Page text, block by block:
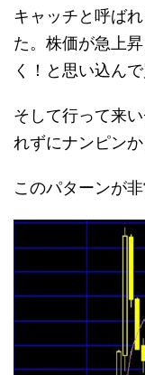
キャッチと呼ば
た。株価が急上
く！と思い込ん
そして行って来
れずにナンピンか
このパターンが